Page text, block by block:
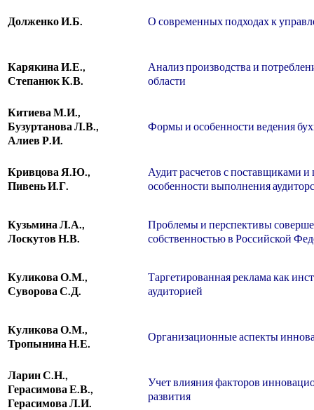
Долженко И.Б. О современных подходах к
Карякина И.Е.,
Степанюк К.В.
Анализ производства и
области
Китиева М.И.,
Бузуртанова Л.В.,
Алиев Р.И.
Формы и особенности ведения
Кривцова Я.Ю.,
Пивень И.Г.
Аудит расчетов с поставщиками
особенности выполнения
Кузьмина Л.А.,
Лоскутов Н.В.
Проблемы и перспективы
собственностью в Российской
Куликова О.М.,
Суворова С.Д.
Таргетированная реклама как
аудиторией
Куликова О.М.,
Тропынина Н.Е.
Организационные аспекты
Ларин С.Н.,
Герасимова Е.В.,
Герасимова Л.И.
Учет влияния факторов
развития